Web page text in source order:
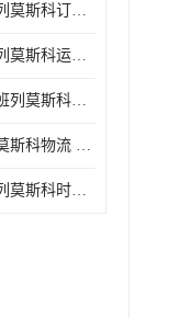
海口出口中俄班列莫斯科订舱 可选择面广
西安出口中俄班列莫斯科运输 专线往返
石家庄出口中俄班列莫斯科班列 一站式服务
哈尔滨中俄班列莫斯科物流 快速到达
沈阳出口中俄班列莫斯科时间 方便快捷可靠性好